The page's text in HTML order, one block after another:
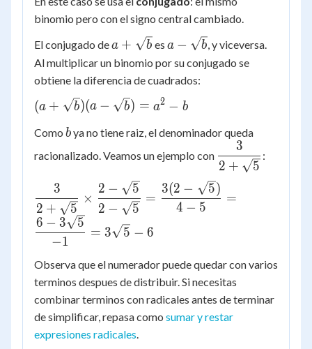
binomio pero con el signo central cambiado.
El conjugado dea +
\sqrt{b}
a + b es a -
\sqrt{b}
a − b , y viceversa.
Al multiplicar un binomio por su conjugado se
obtiene la diferencia de cuadrados:
(a +
(a -
\sqrt{b})
(a + b)(a − b) = a2 − b
Como b
bya no tiene raiz, el denominador queda
racionalizado. Veamos un ejemplo con
\dfrac{3}
{2 +
\sqrt{5}}
2 + 5
3
:
\dfrac{3}
{2 +
\sqrt{5}}
\times
\sqrt{5}}
{2 -
\sqrt{5}}
=
\dfrac{3(2
2 + 5
3
×
2 − 5
2 − 5
=
4 − 5
3(2 − 5)
=
−1
6 − 3 5
= 3 5 − 6
Observa que el numerador puede quedar con varios
terminos despues de distribuir. Si necesitas
combinar terminos con radicales antes de terminar
de simplificar, repasa como sumar y restar
expresiones radicales